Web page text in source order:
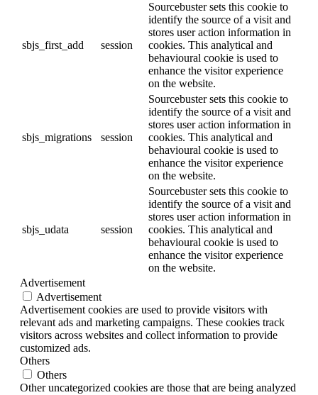
sbjs_first_add session
Sourcebuster sets this cookie to
identify the source of a visit and
stores user action information in
cookies. This analytical and
behavioural cookie is used to
enhance the visitor experience
on the website.
sbjs_migrations session
Sourcebuster sets this cookie to
identify the source of a visit and
stores user action information in
cookies. This analytical and
behavioural cookie is used to
enhance the visitor experience
on the website.
sbjs_udata session
Sourcebuster sets this cookie to
identify the source of a visit and
stores user action information in
cookies. This analytical and
behavioural cookie is used to
enhance the visitor experience
on the website.
Advertisement
Advertisement
Advertisement cookies are used to provide visitors with
relevant ads and marketing campaigns. These cookies track
visitors across websites and collect information to provide
customized ads.
Others
Others
Other uncategorized cookies are those that are being analyzed